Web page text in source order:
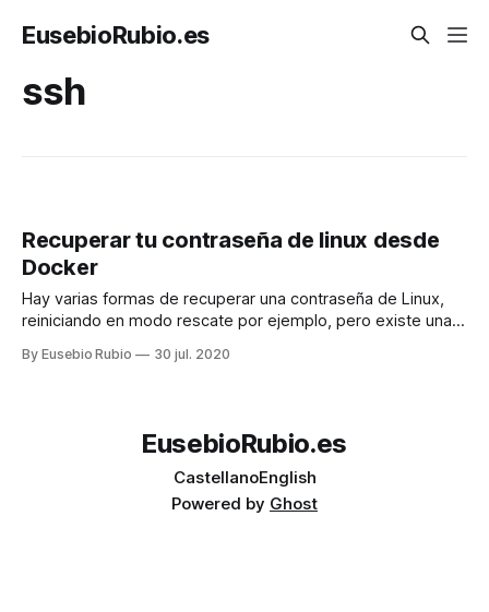
EusebioRubio.es
ssh
Recuperar tu contraseña de linux desde
Docker
Hay varias formas de recuperar una contraseña de Linux,
reiniciando en modo rescate por ejemplo, pero existe una
para hacerlo. Requisitos: * Tener instalado Docker * Acceso
By Eusebio Rubio 30 jul. 2020
EusebioRubio.es
CastellanoEnglish
Powered by Ghost